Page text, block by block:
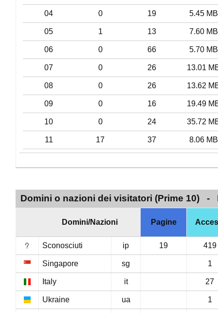
04 0 19 5.45 MB
05 1 13 7.60 MB
06 0 66 5.70 MB
07 0 26 13.01
08 0 26 13.62
09 0 16 19.49
10 0 24 35.72
11 17 37 8.06 MB
Domini o nazioni dei visitatori (Prime 10) -
Domini/Nazioni Pagine
Sconosciuti ip 19 419
Singapore sg 1
Italy it 27
Ukraine ua 1